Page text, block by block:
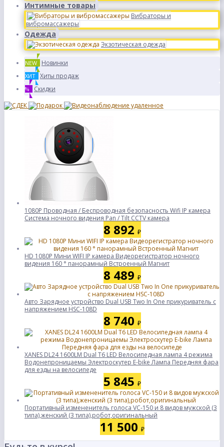
Интимные товары
Вибраторы и
вибромассажеры
Одежда
Экзотическая одежда
NEW Новинки
ХИТ Хиты продаж
% Скидки
1080P Проводная / Беспроводная безопасность Wifi IP камера
Система ночного видения Pan / Tilt CCTV камера
8 892 ₽
HD 1080P Мини WIFI IP камера Видеорегистратор ночного
видения 160 ° панорамный Встроенный Магнит
8 489 ₽
Авто Зарядное устройство Dual USB Two In One прикуриватель с
напряжением HSC-108D
8 740 ₽
XANES DL24 1600LM Dual T6 LED Велосипедная лампа 4 режима
Водонепроницаемы Электроскутер E-bike Лампа Передняя фара
для езды на велосипеде
5 845 ₽
Портативный измененитель голоса VC-150 и 8 видов мужской (3
типа),женский (3 типа),робот,оригинальный
11 500 ₽